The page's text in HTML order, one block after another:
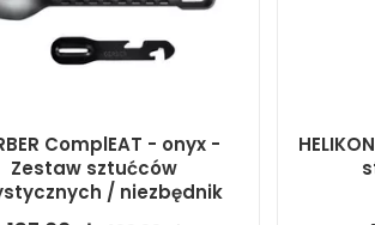
ComplEAT - onyx -
Zestaw sztućców
/ niezbędnik